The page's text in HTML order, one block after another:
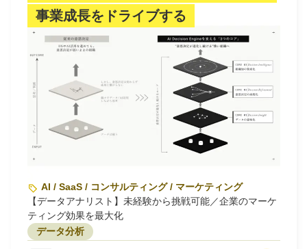
事業成長をドライブする
AI / SaaS / コンサルティング / マーケティング
【データアナリスト】未経験から挑戦可能／企業のマーケ
ティング効果を最大化
データ分析